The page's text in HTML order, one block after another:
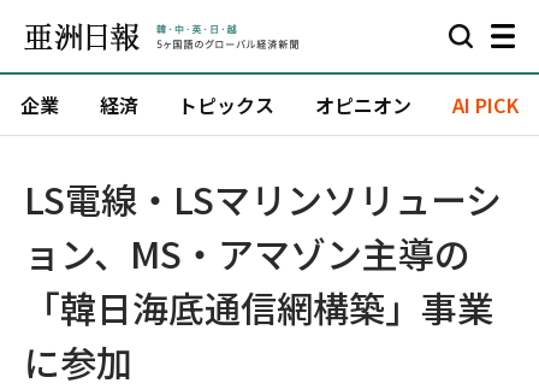
企業 経済 トピックス オピニオン AI PICK
LS電線・LSマリンソリューシ
ョン、MS・アマゾン主導の
「韓日海底通信網構築」事業
に参加